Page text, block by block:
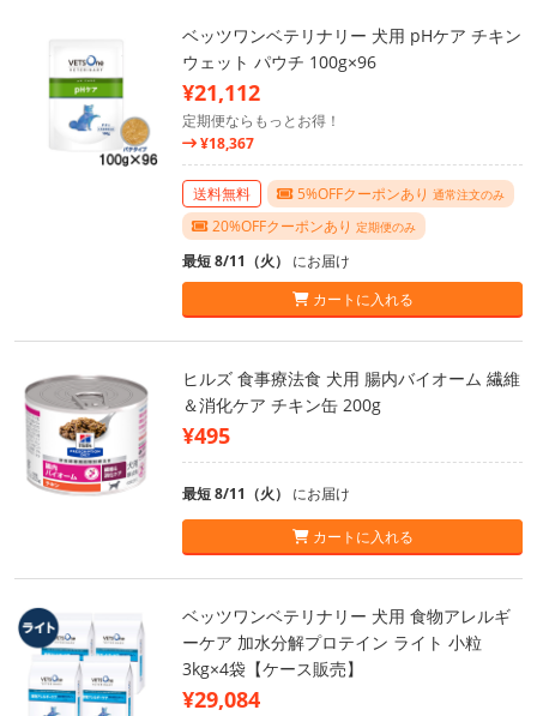
ベッツワンベテリナリー 犬用 pHケア チキン
ウェット パウチ 100g×96
¥21,112
定期便ならもっとお得！
¥18,367
送料無料 5%OFFクーポンあり 通常注文のみ
20%OFFクーポンあり 定期便のみ
最短 8/11（火） にお届け
カートに入れる
ヒルズ 食事療法食 犬用 腸内バイオーム 繊維
＆消化ケア チキン缶 200g
¥495
最短 8/11（火） にお届け
カートに入れる
ベッツワンベテリナリー 犬用 食物アレルギ
ーケア 加水分解プロテイン ライト 小粒
3kg×4袋【ケース販売】
¥29,084